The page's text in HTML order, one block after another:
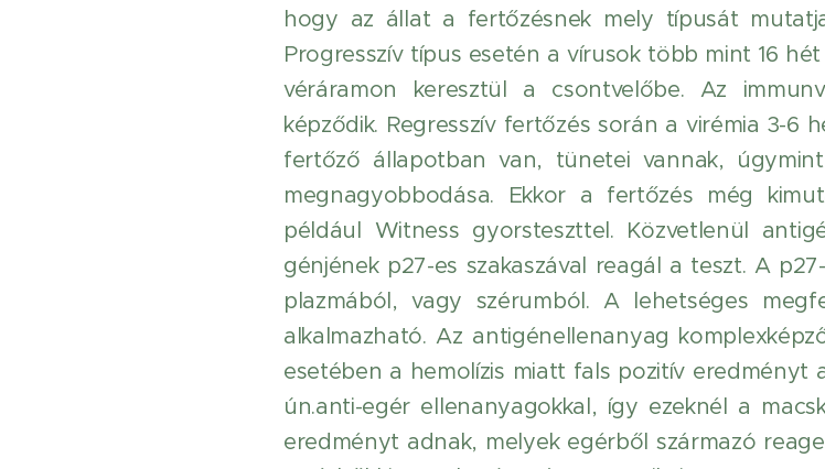
hogy az állat a fertőzésnek mely típusát
Progresszív típus esetén a vírusok több mint 16
véráramon keresztül a csontvelőbe. Az
képződik. Regresszív fertőzés során a virémia 3-6
fertőző állapotban van, tünetei vannak,
megnagyobbodása. Ekkor a fertőzés még
például Witness gyorsteszttel. Közvetlenül
génjének p27-es szakaszával reagál a teszt. A
plazmából, vagy szérumból. A lehetséges
alkalmazható. Az antigénellenanyag
esetében a hemolízis miatt fals pozitív eredményt
ún.anti-egér ellenanyagokkal, így ezeknél a
eredményt adnak, melyek egérből származó